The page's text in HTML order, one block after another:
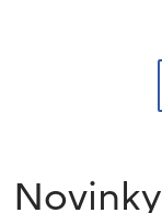
Novinky